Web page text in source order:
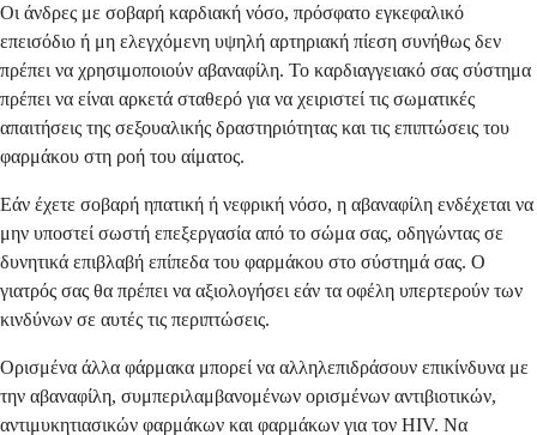
Οι άνδρες με σοβαρή καρδιακή νόσο, πρόσφατο εγκεφαλικό
επεισόδιο ή μη ελεγχόμενη υψηλή αρτηριακή πίεση συνήθως δεν
πρέπει να χρησιμοποιούν αβαναφίλη. Το καρδιαγγειακό σας σύστημα
πρέπει να είναι αρκετά σταθερό για να χειριστεί τις σωματικές
απαιτήσεις της σεξουαλικής δραστηριότητας και τις επιπτώσεις του
φαρμάκου στη ροή του αίματος.
Εάν έχετε σοβαρή ηπατική ή νεφρική νόσο, η αβαναφίλη ενδέχεται να
μην υποστεί σωστή επεξεργασία από το σώμα σας, οδηγώντας σε
δυνητικά επιβλαβή επίπεδα του φαρμάκου στο σύστημά σας. Ο
γιατρός σας θα πρέπει να αξιολογήσει εάν τα οφέλη υπερτερούν των
κινδύνων σε αυτές τις περιπτώσεις.
Ορισμένα άλλα φάρμακα μπορεί να αλληλεπιδράσουν επικίνδυνα με
την αβαναφίλη, συμπεριλαμβανομένων ορισμένων αντιβιοτικών,
αντιμυκητιασικών φαρμάκων και φαρμάκων για τον HIV. Να